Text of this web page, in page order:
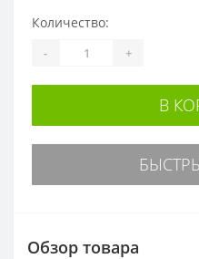
Количество:
- +
В
Обзор товара